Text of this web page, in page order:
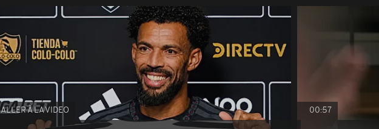
ALLER À LA VIDEO 00:57